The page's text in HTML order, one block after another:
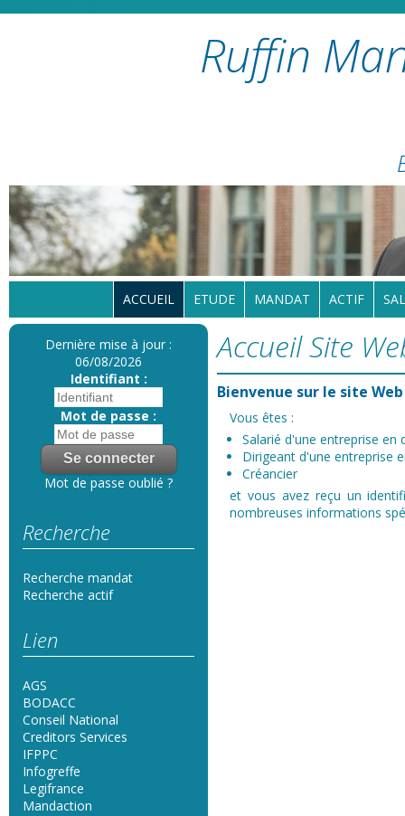
Ruffin
ACCUEIL ETUDE MANDAT ACTIF
Dernière mise à jour :
06/08/2026
Identifiant :
Mot de passe :
Mot de passe oublié ?
Recherche
Recherche mandat
Recherche actif
Lien
AGS
BODACC
Conseil National
Creditors Services
IFPPC
Infogreffe
Legifrance
Mandaction
Accueil Site
Bienvenue sur le site
Vous êtes :
Salarié d'une entreprise en
Dirigeant d'une entreprise
Créancier
et vous avez reçu un
nombreuses informations